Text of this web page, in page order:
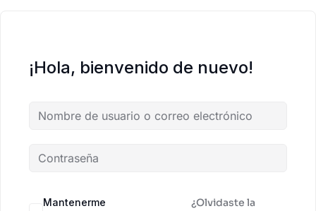
¡Hola, bienvenido de nuevo!
Mantenerme
¿Olvidaste la